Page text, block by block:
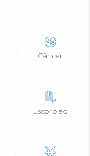
Câncer
Escorpião